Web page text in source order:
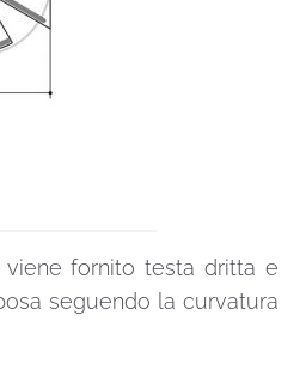
fornito testa dritta e
seguendo la curvatura